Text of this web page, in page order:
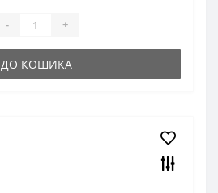
- +
ДО КОШИКА